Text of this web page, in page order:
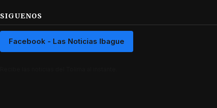
SIGUENOS
Facebook - Las Noticias Ibague